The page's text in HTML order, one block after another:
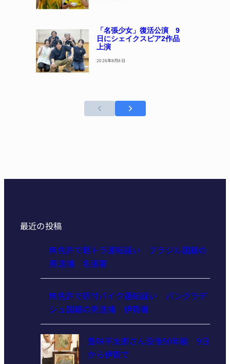
「名張少女」復活公演 9
日にシェイクスピア2作品
上演
2026年8月8日
最近の投稿
無免許で軽トラ運転疑い ブラジル国籍の
男逮捕 名張署
無免許で原付バイク運転疑い バングラデ
シュ国籍の男逮捕 伊賀署
豊味平太郎さん没後50年展 9日
から伊賀で